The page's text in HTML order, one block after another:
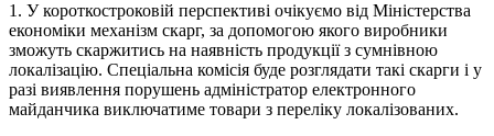
1. У короткостроковій перспективі очікуємо від Міністерства
економіки механізм скарг, за допомогою якого виробники
зможуть скаржитись на наявність продукції з сумнівною
локалізацію. Спеціальна комісія буде розглядати такі скарги і у
разі виявлення порушень адміністратор електронного
майданчика виключатиме товари з переліку локалізованих.